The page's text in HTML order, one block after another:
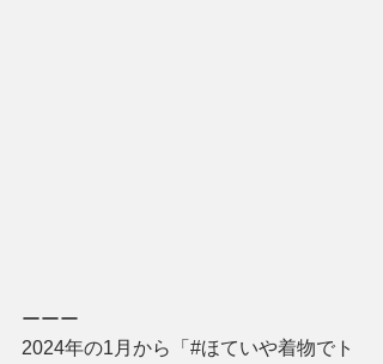
ーーー
2024年の1月から「#ほていや着物でト